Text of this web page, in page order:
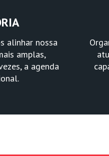
alinhar nossa
amplas,
a agenda